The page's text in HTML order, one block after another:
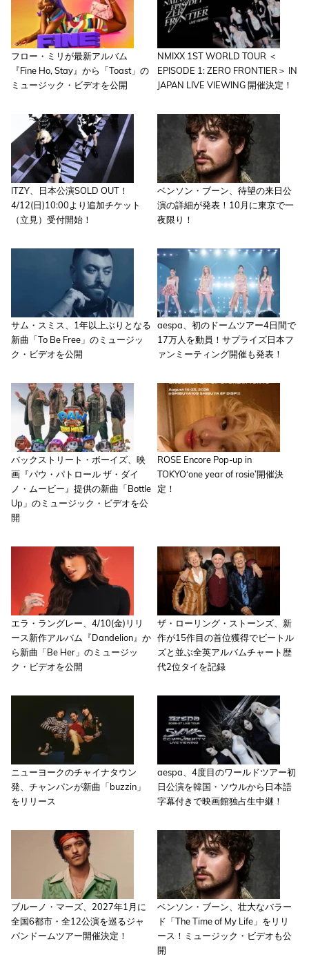
フロー・ミリが最新アルバム
『Fine Ho, Stay』から「Toast」の
ミュージック・ビデオを公開
NMIXX 1ST WORLD TOUR ＜
EPISODE 1: ZERO FRONTIER＞ IN
JAPAN LIVE VIEWING 開催決定！
ITZY、日本公演SOLD OUT！
4/12(日)10:00より追加チケット
（立見）受付開始！
ベンソン・ブーン、待望の来日公
演の詳細が発表！10月に東京で一
夜限り！
サム・スミス、1年以上ぶりとなる
新曲「To Be Free」のミュージッ
ク・ビデオを公開
aespa、初のドームツアー4日間で
17万人を動員！サプライズ日本フ
ァンミーティング開催も発表！
バックストリート・ボーイズ、映
画『パウ・パトロール ザ・ダイ
ノ・ムービー』提供の新曲「Bottle
Up」のミュージック・ビデオを公
開
ROSE Encore Pop-up in
TOKYO‘one year of rosie’開催決
定！
エラ・ラングレー、4/10(金)リリ
ース新作アルバム『Dandelion』か
ら新曲「Be Her」のミュージッ
ク・ビデオを公開
ザ・ローリング・ストーンズ、新
作が15作目の首位獲得でビートル
ズと並ぶ全英アルバムチャート歴
代2位タイを記録
ニューヨークのチャイナタウン
発、チャンパンが新曲「buzzin」
をリリース
aespa、4度目のワールドツアー初
日公演を韓国・ソウルから日本語
字幕付きで映画館独占生中継！
ブルーノ・マーズ、2027年1月に
全国6都市・全12公演を巡るジャ
パンドームツアー開催決定！
ベンソン・ブーン、壮大なバラー
ド「The Time of My Life」をリリ
ース！ミュージック・ビデオも公
開